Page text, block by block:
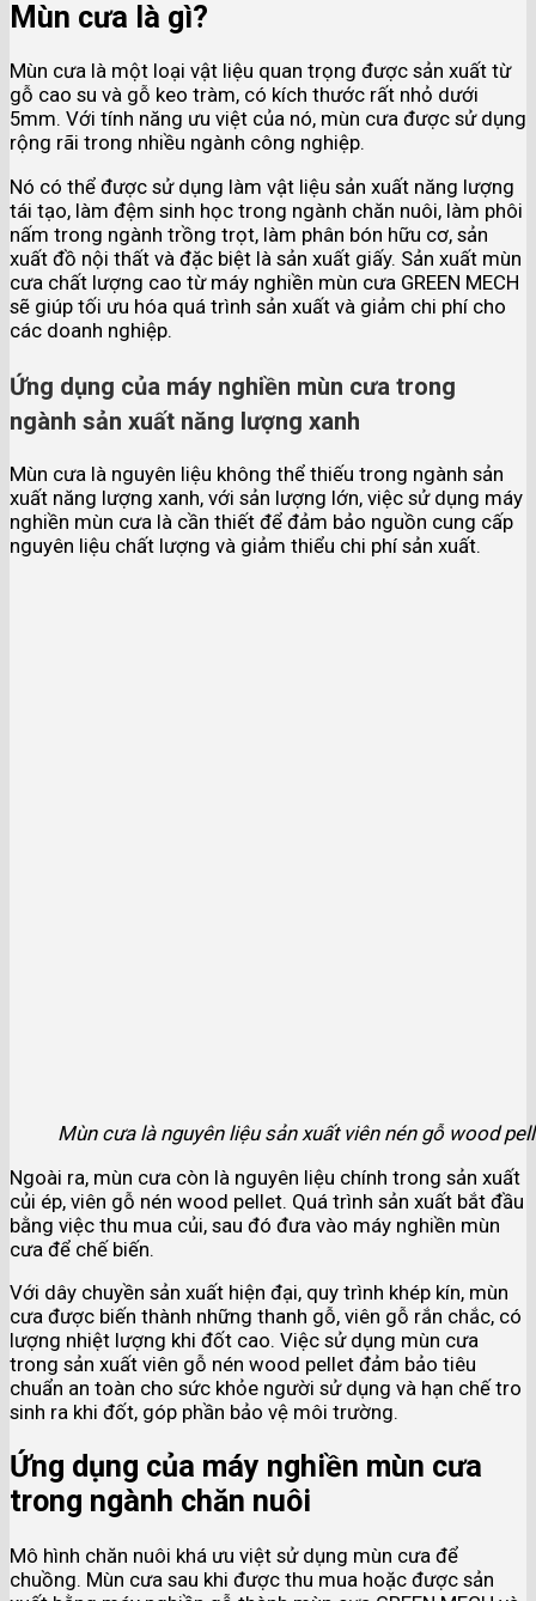
Mùn cưa là gì?
Mùn cưa là một loại vật liệu quan trọng được sản xuất từ
gỗ cao su và gỗ keo tràm, có kích thước rất nhỏ dưới
5mm. Với tính năng ưu việt của nó, mùn cưa được sử dụng
rộng rãi trong nhiều ngành công nghiệp.
Nó có thể được sử dụng làm vật liệu sản xuất năng lượng
tái tạo, làm đệm sinh học trong ngành chăn nuôi, làm phôi
nấm trong ngành trồng trọt, làm phân bón hữu cơ, sản
xuất đồ nội thất và đặc biệt là sản xuất giấy. Sản xuất mùn
cưa chất lượng cao từ máy nghiền mùn cưa GREEN MECH
sẽ giúp tối ưu hóa quá trình sản xuất và giảm chi phí cho
các doanh nghiệp.
Ứng dụng của máy nghiền mùn cưa trong
ngành sản xuất năng lượng xanh
Mùn cưa là nguyên liệu không thể thiếu trong ngành sản
xuất năng lượng xanh, với sản lượng lớn, việc sử dụng máy
nghiền mùn cưa là cần thiết để đảm bảo nguồn cung cấp
nguyên liệu chất lượng và giảm thiểu chi phí sản xuất.
Mùn cưa là nguyên liệu sản xuất viên nén gỗ wood
Ngoài ra, mùn cưa còn là nguyên liệu chính trong sản xuất
củi ép, viên gỗ nén wood pellet. Quá trình sản xuất bắt đầu
bằng việc thu mua củi, sau đó đưa vào máy nghiền mùn
cưa để chế biến.
Với dây chuyền sản xuất hiện đại, quy trình khép kín, mùn
cưa được biến thành những thanh gỗ, viên gỗ rắn chắc, có
lượng nhiệt lượng khi đốt cao. Việc sử dụng mùn cưa
trong sản xuất viên gỗ nén wood pellet đảm bảo tiêu
chuẩn an toàn cho sức khỏe người sử dụng và hạn chế tro
sinh ra khi đốt, góp phần bảo vệ môi trường.
Ứng dụng của máy nghiền mùn cưa
trong ngành chăn nuôi
Mô hình chăn nuôi khá ưu việt sử dụng mùn cưa để
chuồng. Mùn cưa sau khi được thu mua hoặc được sản